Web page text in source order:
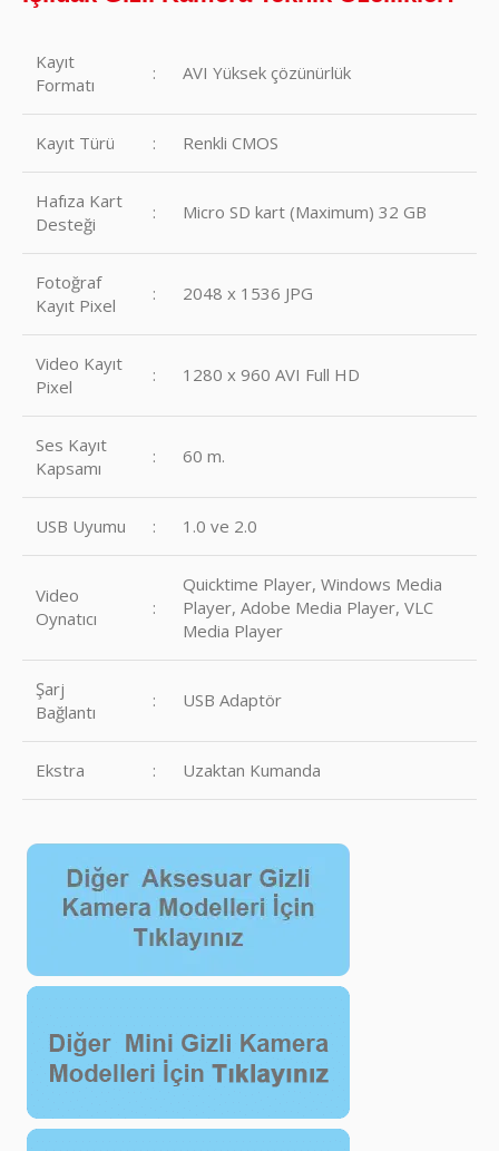
Kayıt
Formatı
: AVI Yüksek çözünürlük
Kayıt Türü : Renkli CMOS
Hafıza Kart
Desteği
: Micro SD kart (Maximum) 32 GB
Fotoğraf
Kayıt Pixel
: 2048 x 1536 JPG
Video Kayıt
Pixel
: 1280 x 960 AVI Full HD
Ses Kayıt
Kapsamı
: 60 m.
USB Uyumu : 1.0 ve 2.0
Video
Oynatıcı
:
Quicktime Player, Windows Media
Player, Adobe Media Player, VLC
Media Player
Şarj
Bağlantı
: USB Adaptör
Ekstra : Uzaktan Kumanda